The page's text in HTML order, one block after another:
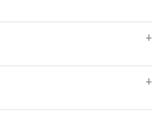
+
+